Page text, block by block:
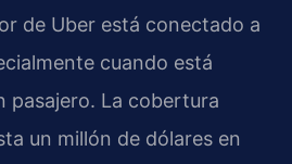
de Uber está conectado a
cuando está
pasajero. La cobertura
un millón de dólares en